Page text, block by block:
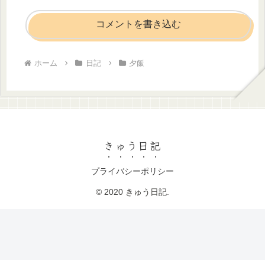
コメントを書き込む
ホーム 日記 夕飯
きゅう日記
プライバシーポリシー
© 2020 きゅう日記.